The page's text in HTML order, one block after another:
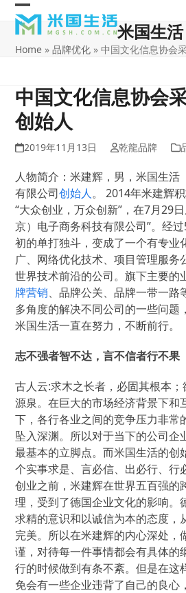
Skip
content
Open
mobile
Close
mobile
米国生
Home »品牌优化 »中国文化信息协会
中国文化信息协会
创始人
2019年11月13日 乾龍品牌
人物简介：米建辉，男，米国生活
有限公司创始人。 2014年米建辉
“大众创业，万众创新”，在7月29
京）电子商务科技有限公司”。经
初的单打独斗，变成了一个有专业
广、网络优化技术、项目管理服务
世界技术前沿的公司。旗下主要的
牌营销、品牌公关、品牌一带一路
多角度的解决不同公司的一些问题
米国生活一直在努力，不断前行。
志不强者智不达，言不信者行不果
古人云:求木之长者，必固其根本
源泉。在巨大的市场经济背景下和
下，各行各业之间的竞争压力非常
坠入深渊。所以对于当下的公司企
最基本的立脚点。而米国生活的创
个实事求是、言必信、出必行、行
创业之前，米建辉在世界五百强的
理，受到了德国企业文化的影响。
求精的意识和以诚信为本的态度，
完美。所以在米建辉的内心深处，
谨，对待每一件事情都会有具体的
行的时候做到有条不紊。但是在这
免会有一些企业违背了自己的良心